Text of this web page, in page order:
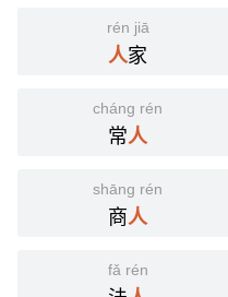
rén jiā
人家
cháng rén
常人
shāng rén
商人
fǎ rén